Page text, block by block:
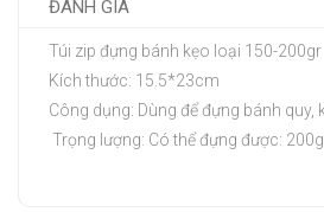
ĐÁNH GIÁ
Túi zip đựng bánh kẹo loại 150-200gr
Kích thước: 15.5*23cm
Công dụng: Dùng để đựng bánh quy,
Trọng lượng: Có thể đựng được: